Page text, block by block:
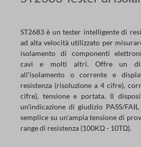
ST2683 è un tester intelligente di
ad alta velocità utilizzato per
isolamento di componenti
cavi e molti altri. Offre un
all'isolamento o corrente e
resistenza (risoluzione a 4 cifre),
cifre), tensione e portata. Il
un'indicazione di giudizio PASS/
semplice su un'ampia tensione di
range di resistenza (100KΩ - 10TΩ).